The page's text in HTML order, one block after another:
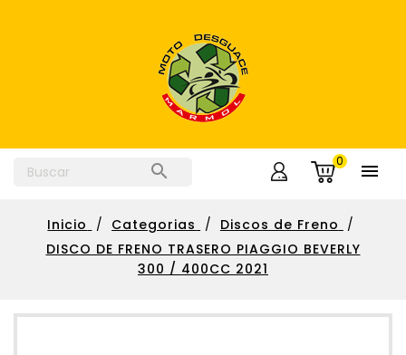
 
0
Inicio Categorias
Discos de Freno
DISCO DE FRENO TRASERO PIAGGIO BEVERLY
300 / 400CC 2021